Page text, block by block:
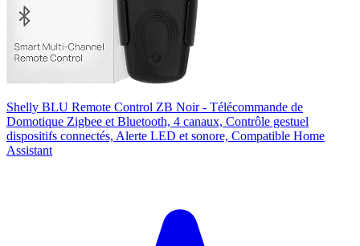
Shelly BLU Remote Control ZB Noir - Télécommande de
Domotique Zigbee et Bluetooth, 4 canaux, Contrôle gestuel
dispositifs connectés, Alerte LED et sonore, Compatible Home
Assistant